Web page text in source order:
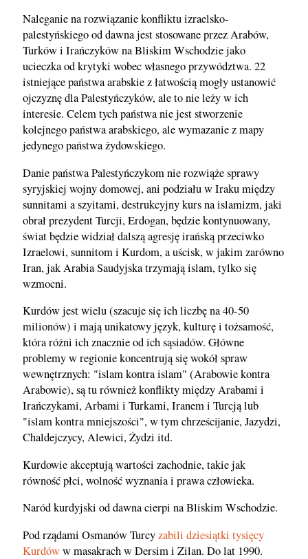
Naleganie na rozwiązanie konfliktu izraelsko-
palestyńskiego od dawna jest stosowane przez Arabów,
Turków i Irańczyków na Bliskim Wschodzie jako
ucieczka od krytyki wobec własnego przywództwa. 22
istniejące państwa arabskie z łatwością mogły ustanowić
ojczyznę dla Palestyńczyków, ale to nie leży w ich
interesie. Celem tych państwa nie jest stworzenie
kolejnego państwa arabskiego, ale wymazanie z mapy
jedynego państwa żydowskiego.
Danie państwa Palestyńczykom nie rozwiąże sprawy
syryjskiej wojny domowej, ani podziału w Iraku między
sunnitami a szyitami, destrukcyjny kurs na islamizm, jaki
obrał prezydent Turcji, Erdogan, będzie kontynuowany,
świat będzie widział dalszą agresję irańską przeciwko
Izraelowi, sunnitom i Kurdom, a uścisk, w jakim zarówno
Iran, jak Arabia Saudyjska trzymają islam, tylko się
wzmocni.
Kurdów jest wielu (szacuje się ich liczbę na 40-50
milionów) i mają unikatowy język, kulturę i tożsamość,
która różni ich znacznie od ich sąsiadów. Główne
problemy w regionie koncentrują się wokół spraw
wewnętrznych: "islam kontra islam" (Arabowie kontra
Arabowie), są tu również konflikty między Arabami i
Irańczykami, Arbami i Turkami, Iranem i Turcją lub
"islam kontra mniejszości", w tym chrześcijanie, Jazydzi,
Chaldejczycy, Alewici, Żydzi itd.
Kurdowie akceptują wartości zachodnie, takie jak
równość płci, wolność wyznania i prawa człowieka.
Naród kurdyjski od dawna cierpi na Bliskim Wschodzie.
Pod rządami Osmanów Turcyzabili dziesiątki tysięcy
Kurdóww masakrach w Dersim i Zilan. Do lat 1990.